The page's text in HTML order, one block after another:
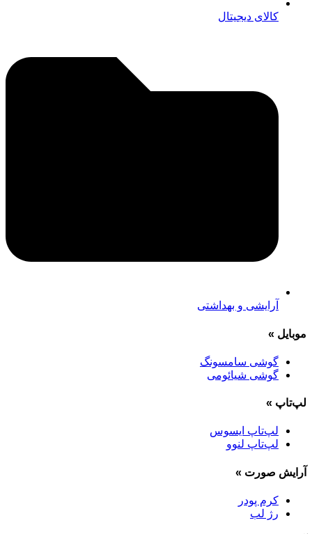
کالای دیجیتال
آرایشی و بهداشتی
موبایل »
گوشی سامسونگ
گوشی شیائومی
لپ‌تاپ »
لپ‌تاپ ایسوس
لپ‌تاپ لنوو
آرایش صورت »
کرم پودر
رژ لب